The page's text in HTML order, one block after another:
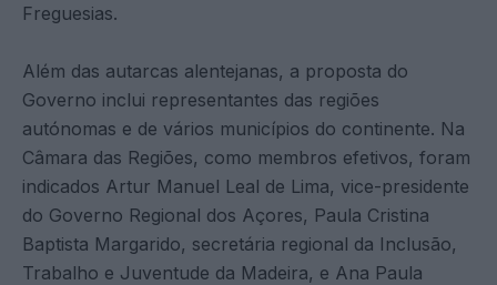
Freguesias.
Além das autarcas alentejanas, a proposta do
Governo inclui representantes das regiões
autónomas e de vários municípios do continente. Na
Câmara das Regiões, como membros efetivos, foram
indicados Artur Manuel Leal de Lima, vice-presidente
do Governo Regional dos Açores, Paula Cristina
Baptista Margarido, secretária regional da Inclusão,
Trabalho e Juventude da Madeira, e Ana Paula